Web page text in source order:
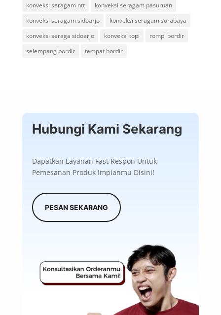
konveksi seragam ntt
konveksi seragam pasuruan
konveksi seragam sidoarjo
konveksi seragam surabaya
konveksi seraga sidoarjo
konveksi topi
rompi bordir
selempang bordir
tempat bordir
Hubungi Kami Sekarang
Dapatkan Layanan Fast Respon Untuk
Pemesanan Produk Impianmu Disini!
PESAN SEKARANG